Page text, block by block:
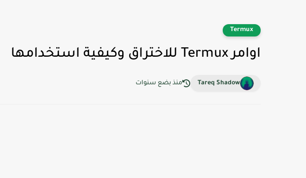
Termux
اوامر Termux للاختراق وكيفية استخدامها
Tareq Shadow منذ بضع سنوات